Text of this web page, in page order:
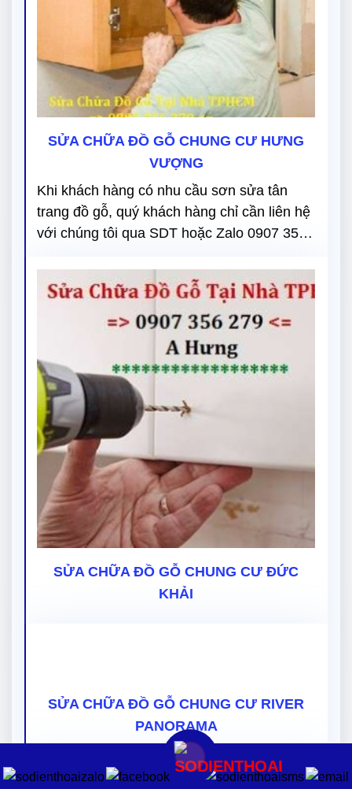
SỬA CHỮA ĐỒ GỖ CHUNG CƯ HƯNG
VƯỢNG
Khi khách hàng có nhu cầu sơn sửa tân
trang đồ gỗ, quý khách hàng chỉ cần liên hệ
với chúng tôi qua SDT hoặc Zalo 0907 356
khách hàng hoàn toàn miễn phí.
SỬA CHỮA ĐỒ GỖ CHUNG CƯ ĐỨC
KHẢI
SỬA CHỮA ĐỒ GỖ CHUNG CƯ RIVER
PANORAMA